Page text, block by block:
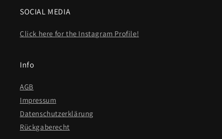
SOCIAL MEDIA
Click here for the Instagram Profile!
Info
AGB
Impressum
Datenschutzerklärung
Rückgaberecht